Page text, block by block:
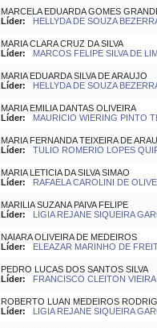
MARCELA EDUARDA GOMES
Líder:
HELLYDA DE SOUZA
MARIA CLARA CRUZ DA SILVA
Líder:
MARCOS FELIPE SILVA DE
MARIA EDUARDA SILVA DE ARAUJO
Líder:
HELLYDA DE SOUZA
MARIA EMILIA DANTAS OLIVEIRA
Líder:
MAURICIO WIERING PINTO
MARIA FERNANDA TEIXEIRA DE
Líder:
TULIO ROMERIO LOPES
MARIA LETICIA DA SILVA SIMAO
Líder:
RAFAELA CAROLINI DE
MARILIA SUZANA PAIVA FELIPE
Líder:
LIGIA REJANE SIQUEIRA
NAIARA OLIVEIRA DE MEDEIROS
Líder:
ELEAZAR MARINHO DE
PEDRO LUCAS DOS SANTOS SILVA
Líder:
FRANCISCO CLEITON
ROBERTO LUAN MEDEIROS
Líder:
LIGIA REJANE SIQUEIRA